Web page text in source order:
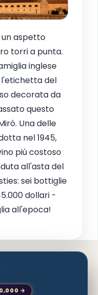
un aspetto
torri a punta.
inglese
l'etichetta del
decorata da
questo
Una delle
nel 1945,
più costoso
all'asta del
sei bottiglie
dollari -
all'epoca!
→